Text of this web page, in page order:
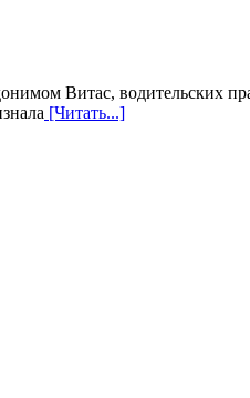
Витас, водительских
[Читать...]